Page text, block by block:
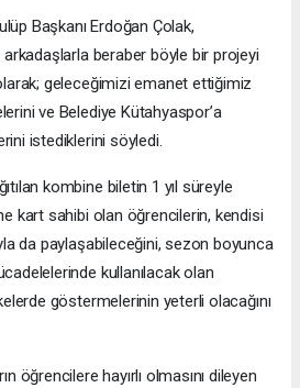
Başkanı Erdoğan Çolak,
beraber böyle bir projeyi
geleceğimizi emanet ettiğimiz
ve Belediye Kütahyaspor’a
istediklerini söyledi.
kombine biletin 1 yıl süreyle
kart sahibi olan öğrencilerin, kendisi
da paylaşabileceğini, sezon boyunca
kullanılacak olan
göstermelerinin yeterli olacağını
öğrencilere hayırlı olmasını dileyen